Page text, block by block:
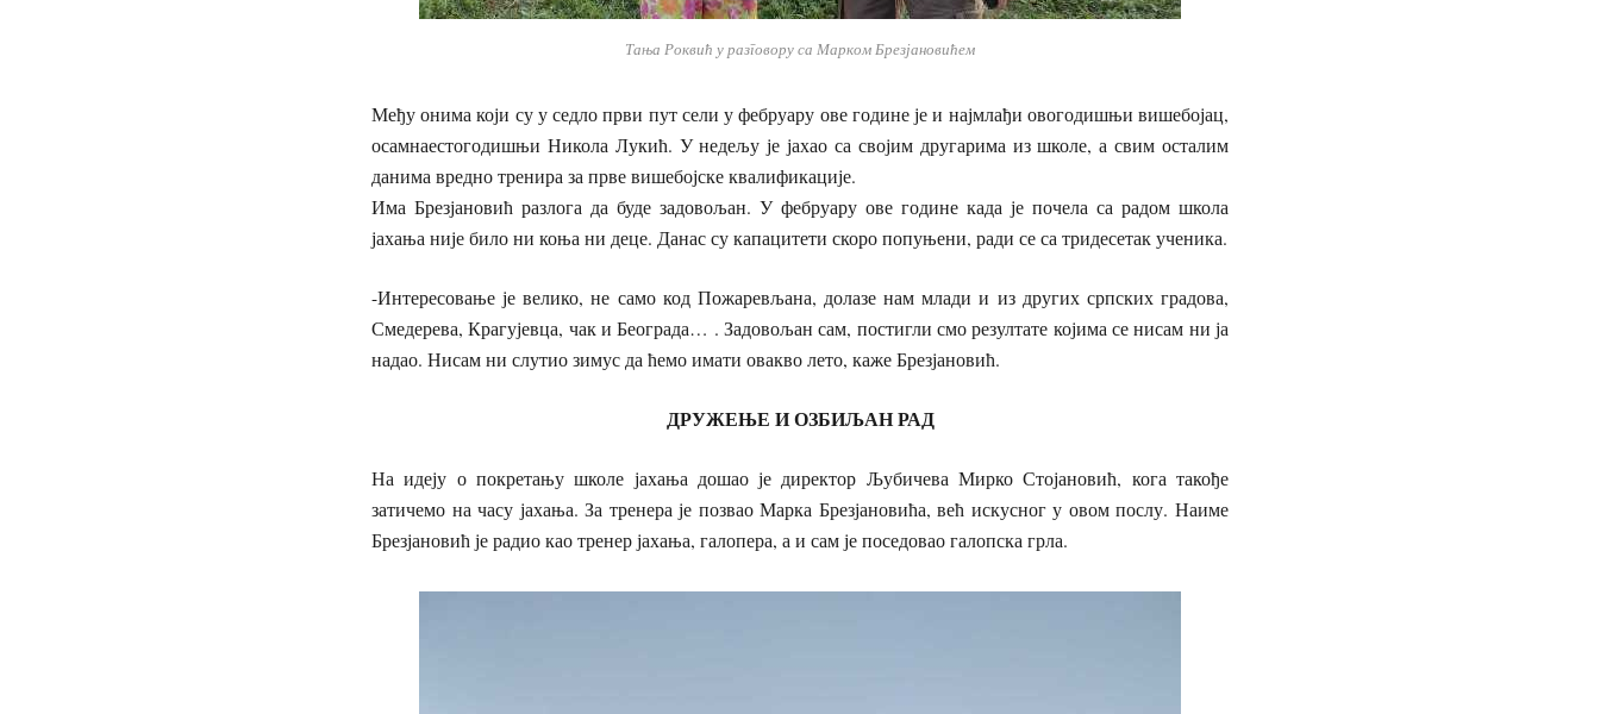
Тања Роквић у разговору са Марком Брезјановићем
Међу онима који су у седло први пут сели у фебруару ове године је и најмлађи овогодишњи вишебојац,
осамнаестогодишњи Никола Лукић. У недељу је јахао са својим другарима из школе, а свим осталим
данима вредно тренира за прве вишебојске квалификације.
Има Брезјановић разлога да буде задовољан. У фебруару ове године када је почела са радом школа
јахања није било ни коња ни деце. Данас су капацитети скоро попуњени, ради се са тридесетак ученика.
-Интересовање је велико, не само код Пожаревљана, долазе нам млади и из других српских градова,
Смедерева, Крагујевца, чак и Београда… . Задовољан сам, постигли смо резултате којима се нисам ни ја
надао. Нисам ни слутио зимус да ћемо имати овакво лето, каже Брезјановић.
ДРУЖЕЊЕ И ОЗБИЉАН РАД
На идеју о покретању школе јахања дошао је директор Љубичева Мирко Стојановић, кога такође
затичемо на часу јахања. За тренера је позвао Марка Брезјановића, већ искусног у овом послу. Наиме
Брезјановић је радио као тренер јахања, галопера, а и сам је поседовао галопска грла.